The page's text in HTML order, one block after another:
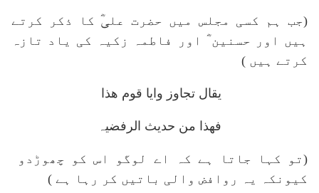
(جب ہم کسی مجلس میں حضرت علیؓ کا ذکر کرتے
ہیں اور حسنین ؓ اور فاطمہ زکیہ کی یاد تازہ
کرتے ہیں )
یقال تجاوز وایا قوم ھذا
فھذا من حدیث الرفضیہ
(تو کہا جاتا ہے کہ اے لوگو اس کو چھوڑدو
کیونکہ یہ روافض والی باتیں کر رہا ہے )